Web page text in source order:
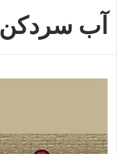
آب سردکن